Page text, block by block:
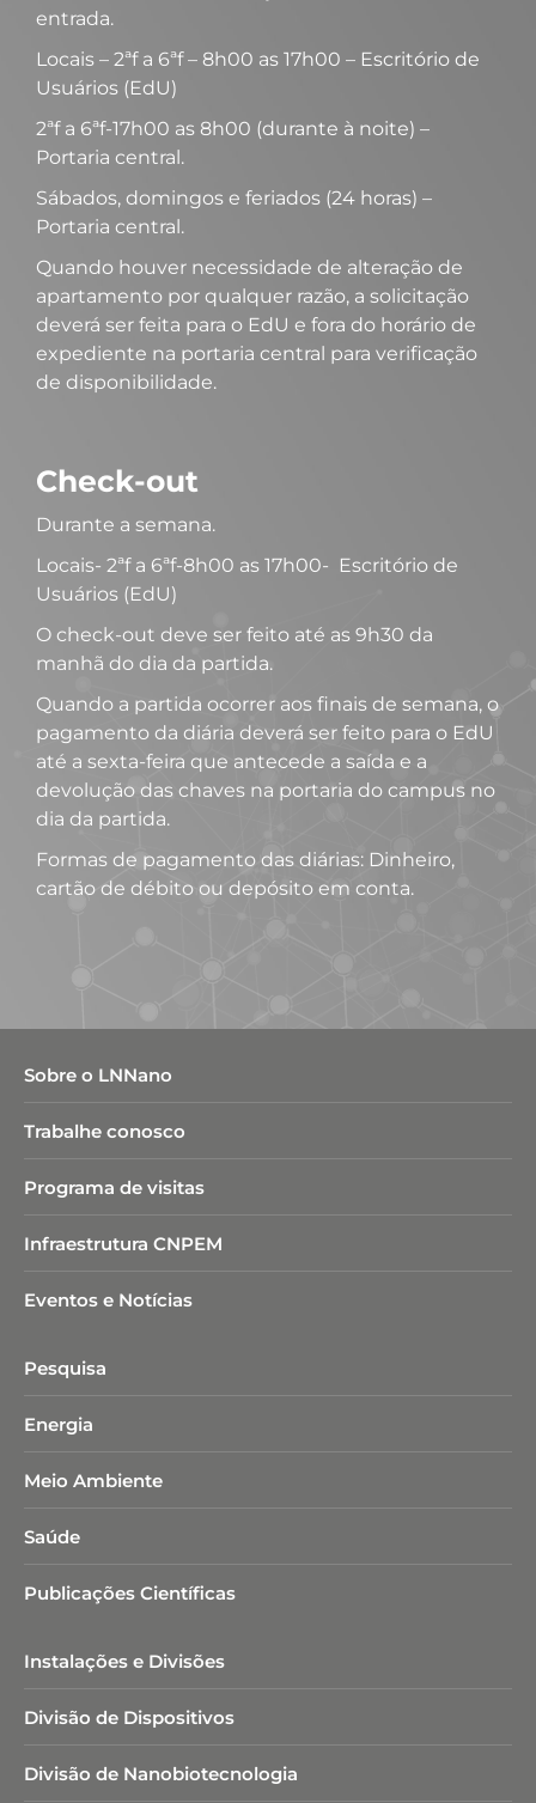
entrada.
Locais – 2ªf a 6ªf – 8h00 as 17h00 – Escritório de
Usuários (EdU)
2ªf a 6ªf-17h00 as 8h00 (durante à noite) –
Portaria central.
Sábados, domingos e feriados (24 horas) –
Portaria central.
Quando houver necessidade de alteração de
apartamento por qualquer razão, a solicitação
deverá ser feita para o EdU e fora do horário de
expediente na portaria central para verificação
de disponibilidade.
Check-out
Durante a semana.
Locais- 2ªf a 6ªf-8h00 as 17h00- Escritório de
Usuários (EdU)
O check-out deve ser feito até as 9h30 da
manhã do dia da partida.
Quando a partida ocorrer aos finais de semana, o
pagamento da diária deverá ser feito para o EdU
até a sexta-feira que antecede a saída e a
devolução das chaves na portaria do campus no
dia da partida.
Formas de pagamento das diárias: Dinheiro,
cartão de débito ou depósito em conta.
Sobre o LNNano
Trabalhe conosco
Programa de visitas
Infraestrutura CNPEM
Eventos e Notícias
Pesquisa
Energia
Meio Ambiente
Saúde
Publicações Científicas
Instalações e Divisões
Divisão de Dispositivos
Divisão de Nanobiotecnologia​